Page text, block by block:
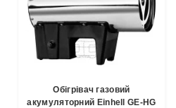
Обігрівач газовий
акумуляторний Einhell GE-HG